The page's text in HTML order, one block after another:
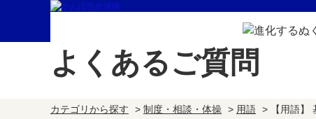
よくあるご質問
カテゴリから探す > 制度・相談・体操 > 用語 > 【用語